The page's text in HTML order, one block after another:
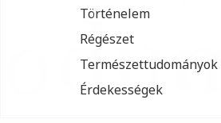
Történelem
Régészet
Természettudományok
Érdekességek